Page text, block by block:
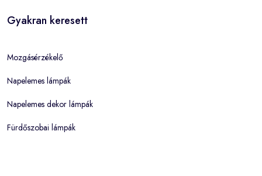
Gyakran keresett
Mozgásérzékelő
Napelemes lámpák
Napelemes dekor lámpák
Fürdőszobai lámpák